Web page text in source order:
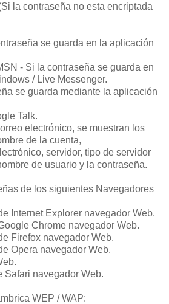
la contraseña no esta encriptada
se guarda en la aplicación
- Si la contraseña se guarda en
/ Live Messenger.
se guarda mediante la aplicación
Talk.
electrónico, se muestran los
de la cuenta,
servidor, tipo de servidor
de usuario y la contraseña.
de los siguientes Navegadores
Internet Explorer navegador Web.
Chrome navegador Web.
Firefox navegador Web.
Opera navegador Web.
Safari navegador Web.
WEP / WAP: